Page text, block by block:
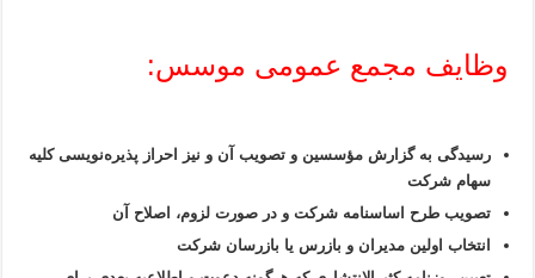
وظایف مجمع عمومی موسس:
رسیدگی به گزارش مؤسسین و تصویب آن و نیز احراز پذیره‌نویسی کلیه
سهام شرکت
تصویب طرح اساسنامه شرکت و در صورت لزوم، اصلاح آن
انتخاب اولین مدیران و بازرس یا بازرسان شرکت